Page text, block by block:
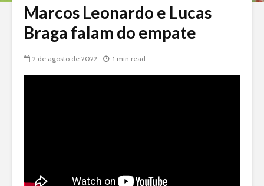
Marcos Leonardo e Lucas
Braga falam do empate
2 de agosto de 2022 1 min read